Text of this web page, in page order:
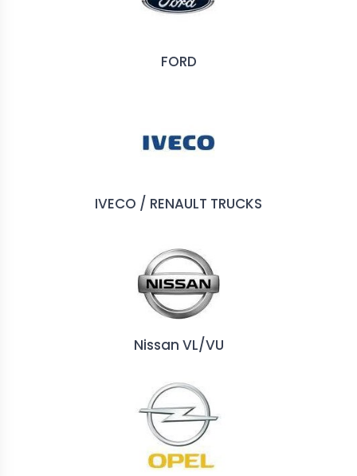
57,00 €
FORD
IVECO / RENAULT TRUCKS
Nissan VL/VU